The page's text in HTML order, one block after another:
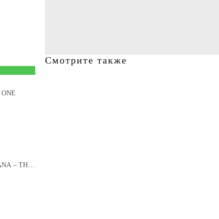
Смотрите также
– THE